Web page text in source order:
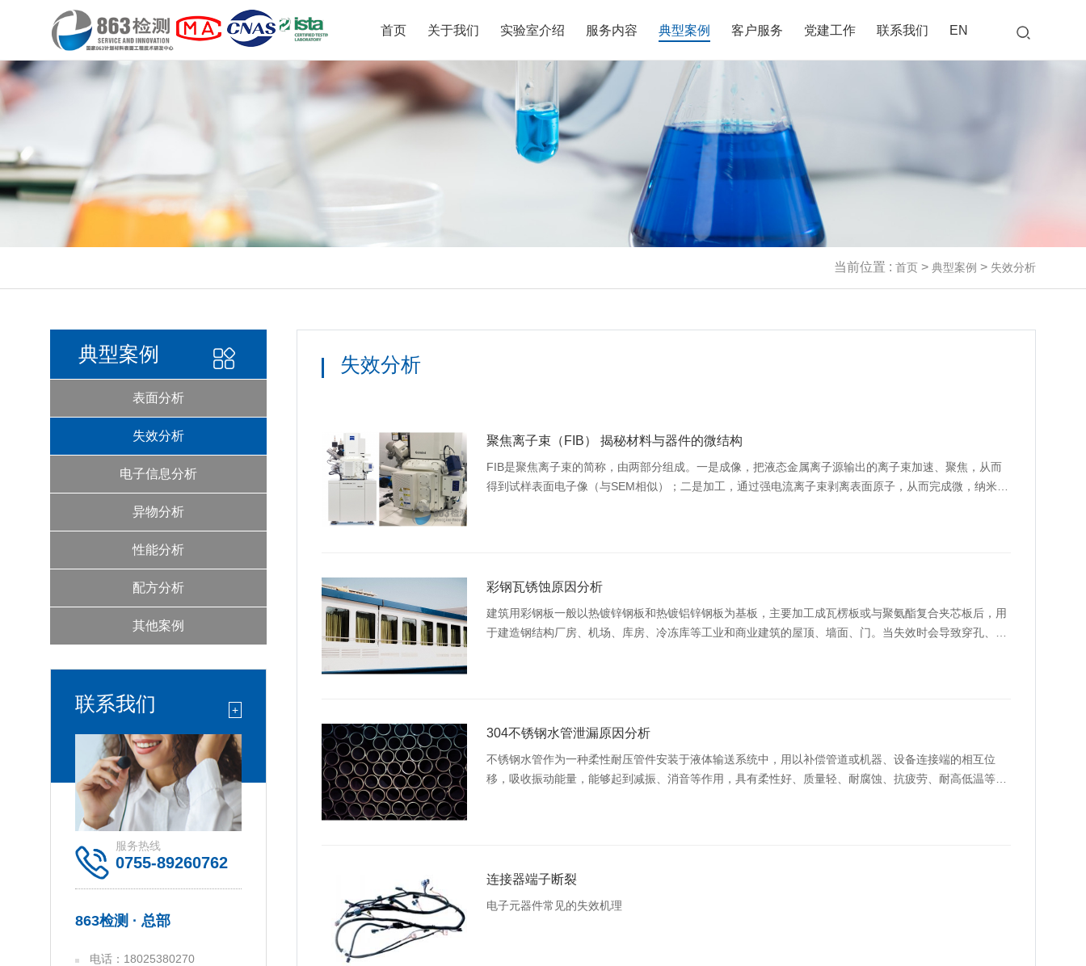
首页 关于我们
资质证书 科普教育 新闻中心
研发成果 专精特新企业精准服务 加入我们 材料评价手段
实验室介绍
材料性能实验室 可靠性实验室 成分分析实验室
有毒有害实验室 日化功效实验室
服务内容
汽车及零部件检测 塑胶跑道检测 高分子材料检测 金属材料检测
智能家居检测 电子产品组件检测 化妆品及其包材检测
产品失效分析 材料逆向分析
典型案例
失效分析 电子信息分析 异物分析
性能分析 其他案例
客户服务
申请表下载 报告查询 培训及研讨会
投诉建议 在线留言 通用服务条款
党建工作
党建活动
联系我们 EN
当前位置 : 首页 > 典型案例 > 失效分析
典型案例
表面分析
失效分析
电子信息分析
异物分析
性能分析
配方分析
其他案例
联系我们 +
服务热线
0755-89260762
863检测 · 总部
电话：18025380270
失效分析
聚焦离子束（FIB） 揭秘材料与器件的微结构
FIB是聚焦离子束的简称，由两部分组成。一是成像，把液态金属离子源输出的离子束加速、聚焦，从而
得到试样表面电子像（与SEM相似）；二是加工，通过强电流离子束剥离表面原子，从而完成微，纳米级
彩钢瓦锈蚀原因分析
建筑用彩钢板一般以热镀锌钢板和热镀铝锌钢板为基板，主要加工成瓦楞板或与聚氨酯复合夹芯板后，用
于建造钢结构厂房、机场、库房、冷冻库等工业和商业建筑的屋顶、墙面、门。当失效时会导致穿孔、裂
304不锈钢水管泄漏原因分析
不锈钢水管作为一种柔性耐压管件安装于液体输送系统中，用以补偿管道或机器、设备连接端的相互位
移，吸收振动能量，能够起到减振、消音等作用，具有柔性好、质量轻、耐腐蚀、抗疲劳、耐高低温等多
连接器端子断裂
电子元器件常见的失效机理